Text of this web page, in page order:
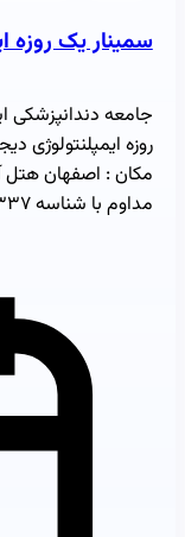
سمینار یک روزه
جامعه دندانپزشکی
مکان : اصفهان هتل
مداوم با شناسه ۲۳۳۳۳۷